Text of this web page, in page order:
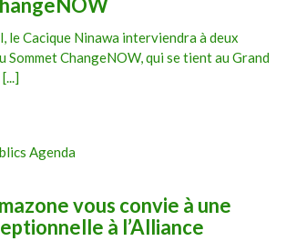
le Cacique Ninawa interviendra à deux
Sommet ChangeNOW, qui se tient au Grand
Agenda
vous convie à une
à l’Alliance